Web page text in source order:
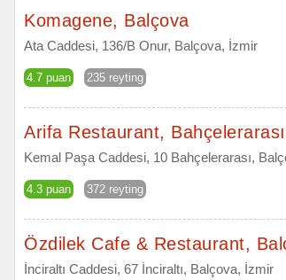
Komagene, Balçova
Ata Caddesi, 136/B Onur, Balçova, İzmir
4.7 puan 235 reyting
Arifa Restaurant, Bahçelerarası
Kemal Paşa Caddesi, 10 Bahçelerarası,
4.3 puan 372 reyting
Özdilek Cafe & Restaurant,
İnciraltı Caddesi, 67 İnciraltı, Balçova, İzmir